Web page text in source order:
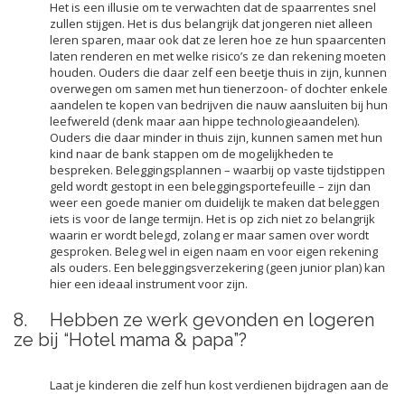
Het is een illusie om te verwachten dat de spaarrentes snel
zullen stijgen. Het is dus belangrijk dat jongeren niet alleen
leren sparen, maar ook dat ze leren hoe ze hun spaarcenten
laten renderen en met welke risico’s ze dan rekening moeten
houden. Ouders die daar zelf een beetje thuis in zijn, kunnen
overwegen om samen met hun tienerzoon- of dochter enkele
aandelen te kopen van bedrijven die nauw aansluiten bij hun
leefwereld (denk maar aan hippe technologieaandelen).
Ouders die daar minder in thuis zijn, kunnen samen met hun
kind naar de bank stappen om de mogelijkheden te
bespreken. Beleggingsplannen – waarbij op vaste tijdstippen
geld wordt gestopt in een beleggingsportefeuille – zijn dan
weer een goede manier om duidelijk te maken dat beleggen
iets is voor de lange termijn. Het is op zich niet zo belangrijk
waarin er wordt belegd, zolang er maar samen over wordt
gesproken. Beleg wel in eigen naam en voor eigen rekening
als ouders. Een beleggingsverzekering (geen junior plan) kan
hier een ideaal instrument voor zijn.
8. Hebben ze werk gevonden en logeren
ze bij “Hotel mama & papa”?
Laat je kinderen die zelf hun kost verdienen bijdragen aan de